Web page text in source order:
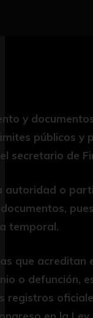
y
públicos y
secretario de
autoridad o
temporal.
que acreditan
o defunción,
registros